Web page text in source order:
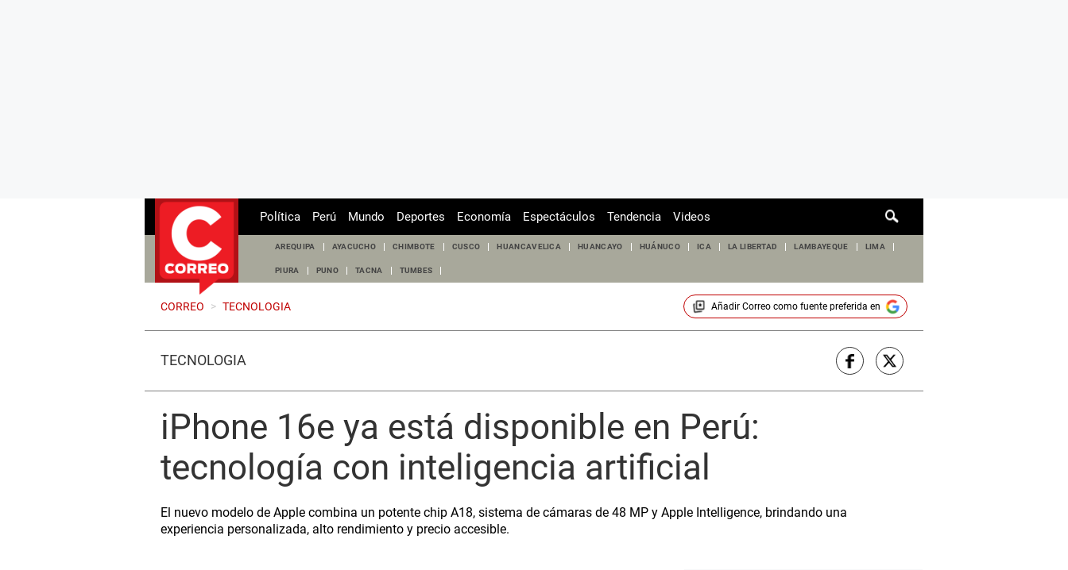
de
Política Perú Mundo Deportes Economía Espectáculos Tendencia Videos
AREQUIPA AYACUCHO CHIMBOTE CUSCO HUANCAVELICA HUANCAYO HUÁNUCO ICA LA LIBERTAD LAMBAYEQUE LIMA
PIURA PUNO TACNA TUMBES
CORREO > TECNOLOGIA Añadir Correocomo fuente preferida en
TECNOLOGÍA
iPhone 16e ya está disponible en Perú:
tecnología con inteligencia artificial
El nuevo modelo de Apple combina un potente chip A18, sistema de cámaras de 48 MP y Apple Intelligence, brindando una
experiencia personalizada, alto rendimiento y precio accesible.